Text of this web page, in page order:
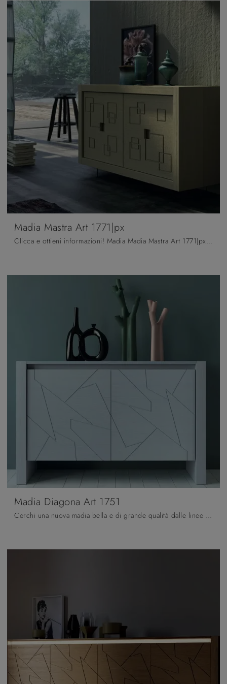
Madia Mastra Art 1771|px
Clicca e ottieni informazioni! Madia Madia Mastra Art 1771|px di Fratelli Mirandola in legno laccato: ti aspetta per valorizzare le tue stanze ...
Madia Diagona Art 1751
Cerchi una nuova madia bella e di grande qualità dalle linee moderne? Ecco a te il modello Madia Diagona Art 1751 di Fratelli Mirandola, realizzato ...